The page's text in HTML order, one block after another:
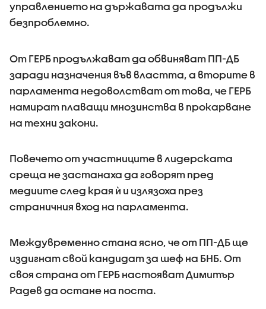
управлението на държавата да продължи
безпроблемно.
От ГЕРБ продължават да обвиняват ПП-ДБ
заради назначения във властта, а вторите в
парламента недоволстват от това, че ГЕРБ
намират плаващи мнозинства в прокарване
на техни закони.
Повечето от участниците в лидерската
среща не застанаха да говорят пред
медиите след края ѝ и излязоха през
страничния вход на парламента.
Междувременно стана ясно, че от ПП-ДБ ще
издигнат свой кандидат за шеф на БНБ. От
своя страна от ГЕРБ настояват Димитър
Радев да остане на поста.